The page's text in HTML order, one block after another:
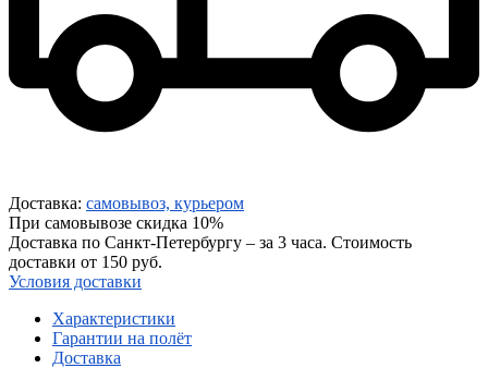
Доставка: самовывоз, курьером
При самовывозе скидка 10%
Доставка по Санкт-Петербургу – за 3 часа. Стоимость
доставки от 150 руб.
Условия доставки
Характеристики
Гарантии на полёт
Доставка